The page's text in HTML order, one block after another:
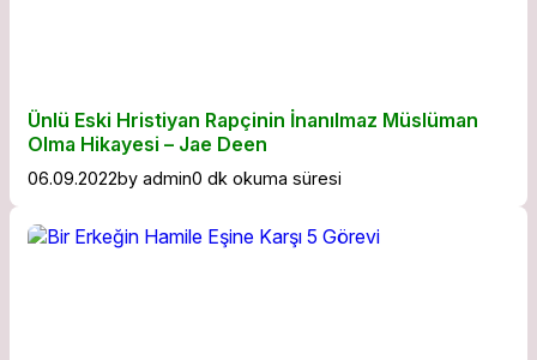
Ünlü Eski Hristiyan Rapçinin İnanılmaz Müslüman
Olma Hikayesi – Jae Deen
06.09.2022by admin0 dk okuma süresi